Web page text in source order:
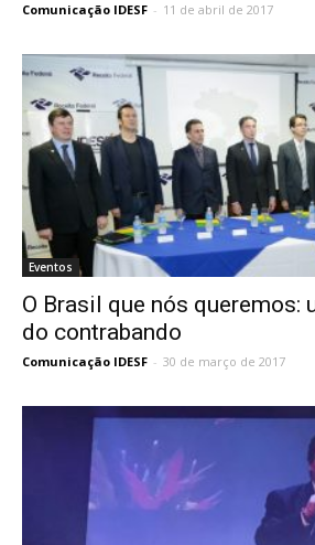
Comunicação IDESF - 11 de abril de 2017
Eventos
O Brasil que nós queremos:
do contrabando
Comunicação IDESF - 30 de março de 2017